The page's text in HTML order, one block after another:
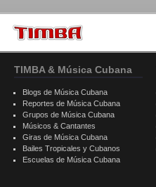
TIMBA & Música Cubana
Blogs de Música Cubana
Reportes de Música Cubana
Grupos de Música Cubana
Músicos & Cantantes
Giras de Música Cubana
Bailes Tropicales y Cubanos
Escuelas de Música Cubana